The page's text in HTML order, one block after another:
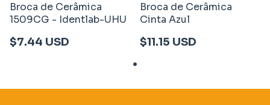
Broca de Cerâmica
1509CG - Identlab-UHU
$7.44 USD
Broca de Cerâmica
Cinta Azul
$11.15 USD